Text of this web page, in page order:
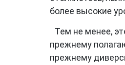
более высокие
Тем не менее,
прежнему
прежнему